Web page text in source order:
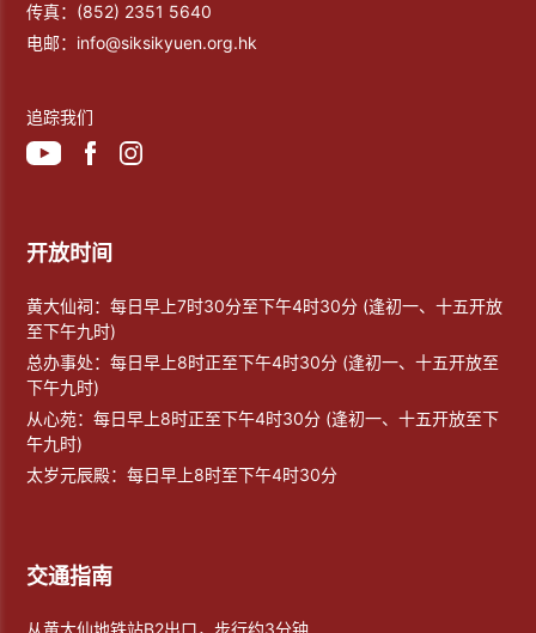
传真： (852) 2351 5640
电邮： info@siksikyuen.org.hk
追踪我们
开放时间
黄大仙祠：每日早上7时30分至下午4时30分 (逢初一、十五开放
至下午九时)
总办事处：每日早上8时正至下午4时30分 (逢初一、十五开放至
下午九时)
从心苑：每日早上8时正至下午4时30分 (逢初一、十五开放至下
午九时)
太岁元辰殿：每日早上8时至下午4时30分
交通指南